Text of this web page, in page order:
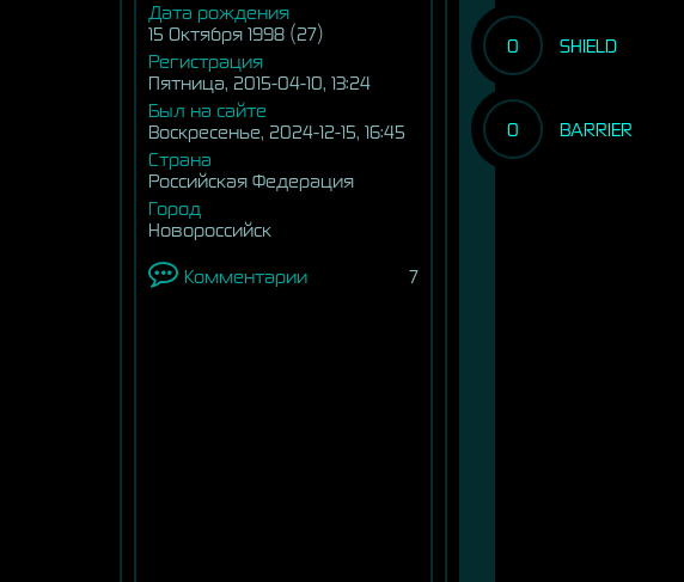
Дата рождения
15 Октября 1998 (27)
Регистрация
Пятница, 2015-04-10, 13:24
Был на сайте
Воскресенье, 2024-12-15, 16:45
Страна
Российская Федерация
Город
Новороссийск
Комментарии 7
0 SHIELD
0 BARRIER